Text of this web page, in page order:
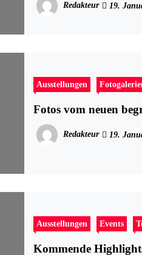
Redakteur 19.
Ausstellungen
Fotos vom neuen
Redakteur 19.
Ausstellungen Events
Kommende